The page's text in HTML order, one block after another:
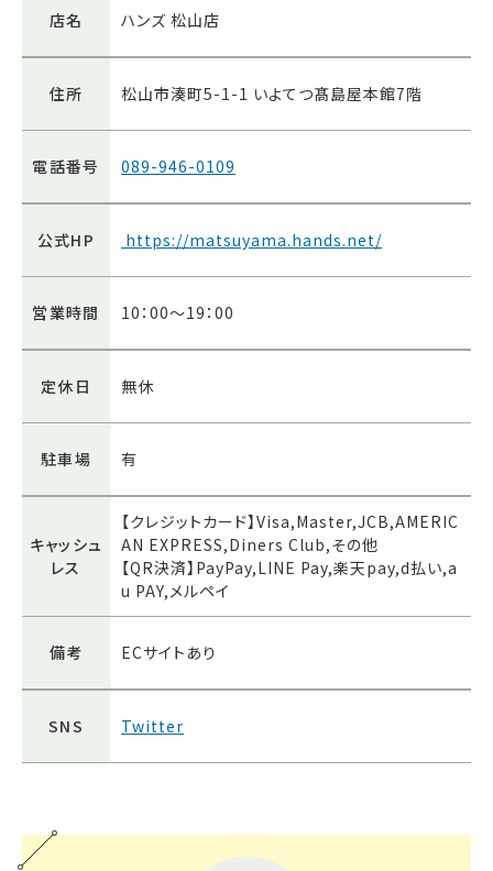
店名 ハンズ 松山店
住所 松山市湊町5-1-1 いよてつ髙島屋本館7階
電話番号 089-946-0109
公式HP https://matsuyama.hands.net/
営業時間 10：00～19：00
定休日 無休
駐車場 有
キャッシュ
レス
【クレジットカード】Visa,Master,JCB,AMERIC
AN EXPRESS,Diners Club,その他
【QR決済】PayPay,LINE Pay,楽天pay,d払い,a
u PAY,メルペイ
備考 ECサイトあり
SNS Twitter